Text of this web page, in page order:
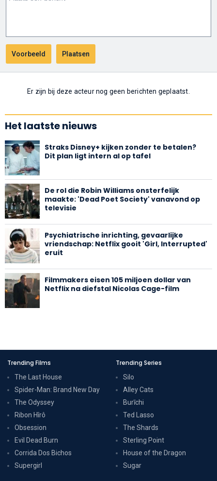
Er zijn bij deze acteur nog geen berichten geplaatst.
Het laatste nieuws
Straks Disney+ kijken zonder te betalen?
Dit plan ligt intern al op tafel
De rol die Robin Williams onsterfelijk
maakte: 'Dead Poet Society' vanavond op
televisie
Psychiatrische inrichting, gevaarlijke
vriendschap: Netflix gooit 'Girl, Interrupted'
eruit
Filmmakers eisen 105 miljoen dollar van
Netflix na diefstal Nicolas Cage-film
Trending Films
The Last House
Spider-Man: Brand New Day
The Odyssey
Ribon Hîrô
Obsession
Evil Dead Burn
Corrida Dos Bichos
Supergirl
Trending Series
Silo
Alley Cats
Burīchi
Ted Lasso
The Shards
Sterling Point
House of the Dragon
Sugar